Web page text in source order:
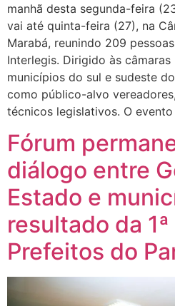
manhã desta segunda-feira
vai até quinta-feira (27), na
Marabá, reunindo 209
Interlegis. Dirigido às
municípios do sul e sudeste
como público-alvo
técnicos legislativos. O
Fórum
diálogo entre
Estado e
resultado da
Prefeitos do